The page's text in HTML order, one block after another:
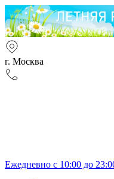
г. Москва
Ежедневно с 10:00 до